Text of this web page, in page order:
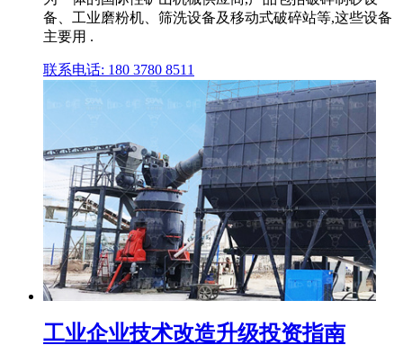
备、工业磨粉机、筛洗设备及移动式破碎站等,这些设备
主要用 .
联系电话: 180 3780 8511
工业企业技术改造升级投资指南